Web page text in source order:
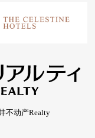
不动产Realty